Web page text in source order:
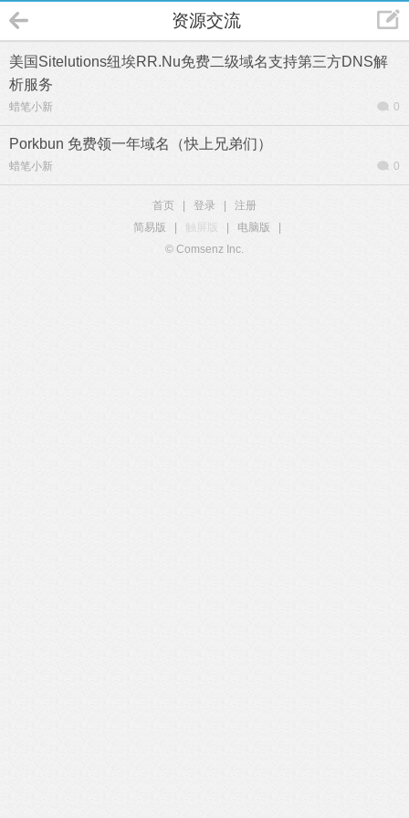
资源交流
美国Sitelutions纽埃RR.Nu免费二级域名支持第三方DNS解
析服务
蜡笔小新 0
Porkbun 免费领一年域名（快上兄弟们）
蜡笔小新 0
首页 登录
注册
简易版
触屏版 电脑版
© Comsenz Inc.